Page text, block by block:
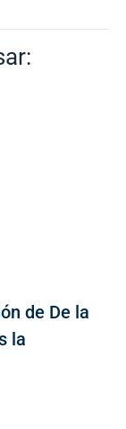
de De la
la